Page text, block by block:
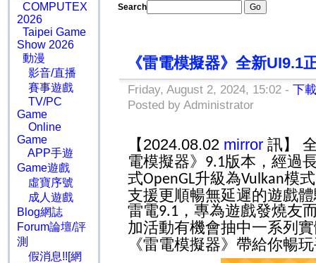
COMPUTEX
2026
Taipei Game
Show 2026
動漫
影音/直播
賽事遊戲
TV/PC
Game
Online
Game
APP手遊
Game遊戲
虛寶序號
成人遊戲
Blog網誌
Forum論壇/評
測
假消息!![網
Search
《雷電模擬器》全新UI9.1
Friday, August 2, 2024, 15:02 - 下載
Posted by Administrator
【2024.08.02 mirror 訊】
電模擬器》 9.1版本，經過
式OpenGL升級為Vulkan模
支援更順暢無延遲的遊戲
雷電9.1 ，專為遊戲發燒友
加活動有機會抽中一系列
《雷電模擬器》帶給你暢